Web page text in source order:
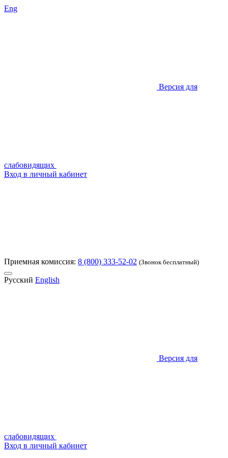
Eng
Версия для
слабовидящих
Вход в личный кабинет
Приемная комиссия: 8 (800) 333-52-02 (Звонок бесплатный)
Русский English
Версия для
слабовидящих
Вход в личный кабинет